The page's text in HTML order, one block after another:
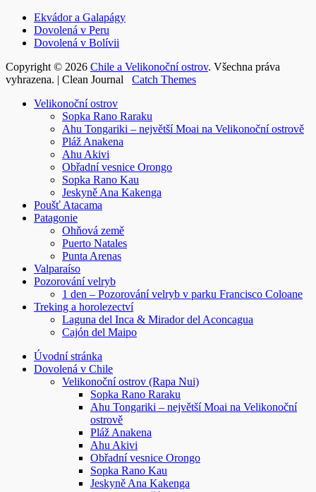
Ekvádor a Galapágy
Dovolená v Peru
Dovolená v Bolívii
Copyright © 2026 Chile a Velikonoční ostrov. Všechna práva
vyhrazena. | Clean Journal Catch Themes
nahoruVelikonoční ostrov
Sopka Rano Raraku
Ahu Tongariki – největší Moai na Velikonoční ostrově
Pláž Anakena
Ahu Akivi
Obřadní vesnice Orongo
Sopka Rano Kau
Jeskyně Ana Kakenga
Poušť Atacama
Patagonie
Ohňová země
Puerto Natales
Punta Arenas
Valparaíso
Pozorování velryb
1 den – Pozorování velryb v parku Francisco Coloane
Treking a horolezectví
Laguna del Inca & Mirador del Aconcagua
Cajón del Maipo
Úvodní stránka
Dovolená v Chile
Velikonoční ostrov (Rapa Nui)
Sopka Rano Raraku
Ahu Tongariki – největší Moai na Velikonoční
ostrově
Pláž Anakena
Ahu Akivi
Obřadní vesnice Orongo
Sopka Rano Kau
Jeskyně Ana Kakenga